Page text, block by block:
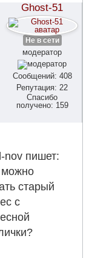
Ghost-51
Не в сети
модератор
Сообщений: 408
Репутация: 22
Спасибо
получено: 159
nov пишет:
можно
старый
с